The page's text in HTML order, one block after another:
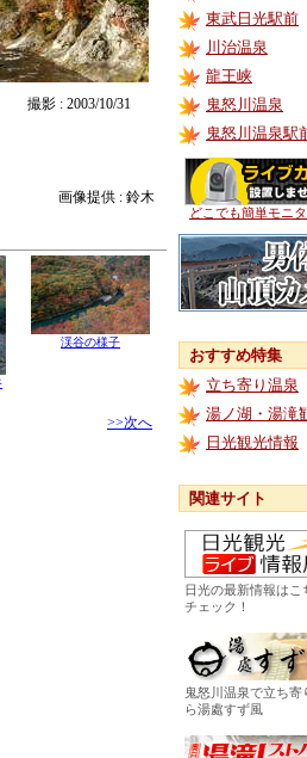
撮影 : 2003/10/31
画像提供 : 鈴木
渓谷の様子
>>次へ
東武日光駅前
川治温泉
龍王峡
鬼怒川温泉
鬼怒川温泉駅
どこでも簡単モニ
おすすめ特集
立ち寄り温泉
湯ノ湖・湯滝
日光観光情報
関連サイト
日光の最新情報はこ
チェック！
鬼怒川温泉で立ち寄
ら湯處すず風